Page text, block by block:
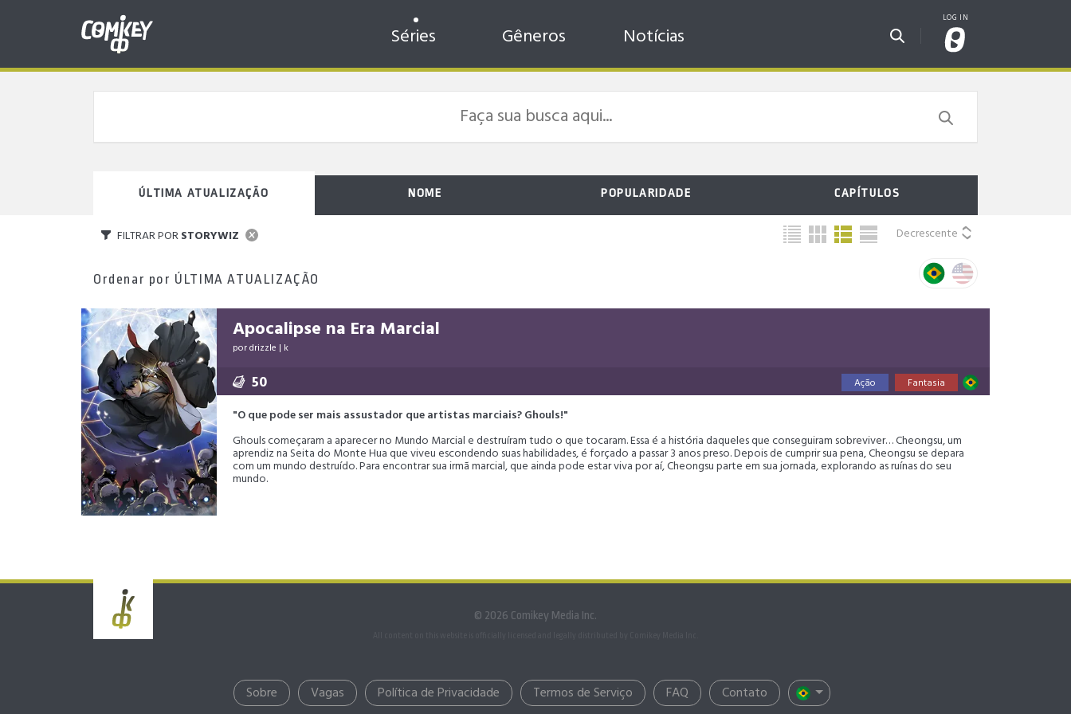
Séries Gêneros Notícias
ÚLTIMA ATUALIZAÇÃO NOME POPULARIDADE CAPÍTULOS
Decrescente
FILTRAR PORSTORYWIZ
Ordenar por ÚLTIMA ATUALIZAÇÃO
Apocalipse na Era Marcial
pordrizzle | k
50 Ação Fantasia
"O que pode ser mais assustador que artistas marciais? Ghouls!"
Ghouls começaram a aparecer no Mundo Marcial e destruíram tudo o que tocaram. Essa é a história daqueles que conseguiram sobreviver… Cheongsu, um
aprendiz na Seita do Monte Hua que viveu escondendo suas habilidades, é forçado a passar 3 anos preso. Depois de cumprir sua pena, Cheongsu se depara
com um mundo destruído. Para encontrar sua irmã marcial, que ainda pode estar viva por aí, Cheongsu parte em sua jornada, explorando as ruínas do seu
mundo.
© 2026 Comikey Media Inc.
Sobre Vagas Política de Privacidade Termos de Serviço FAQ Contato